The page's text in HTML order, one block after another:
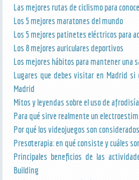
Las mejores rutas de ciclismo para
Los 5 mejores maratones del mundo
Los 5 mejores patinetes eléctricos para
Los 8 mejores auriculares deportivos
Los mejores hábitos para mantener una
Lugares que debes visitar en Madrid si
Madrid
Mitos y leyendas sobre el uso de
Para qué sirve realmente un
Por qué los videojuegos son
Presoterapia: en qué consiste y cuáles
Principales beneficios de las
Building